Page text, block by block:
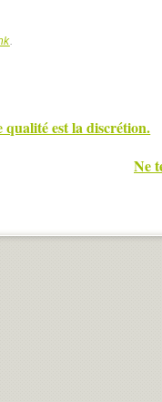
.
qualité est la discrétion.
Ne